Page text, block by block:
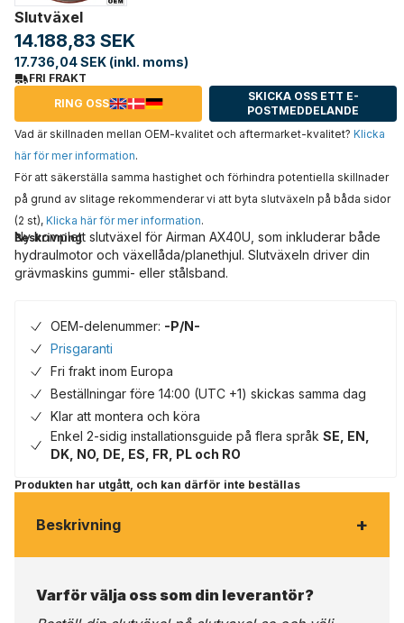
Slutväxel
14.188,83 SEK
17.736,04 SEK (inkl. moms)
FRI FRAKT
RING OSS
SKICKA OSS ETT E-
POSTMEDDELANDE
Vad är skillnaden mellan OEM-kvalitet och aftermarket-kvalitet? Klicka
här för mer information.
För att säkerställa samma hastighet och förhindra potentiella skillnader
på grund av slitage rekommenderar vi att byta slutväxeln på båda sidor
(2 st), Klicka här för mer information.
Beskrivning
Ny komplett slutväxel för Airman AX40U, som inkluderar både
hydraulmotor och växellåda/planethjul. Slutväxeln driver din
grävmaskins gummi- eller stålsband.
OEM-delenummer: -P/N-
Prisgaranti
Fri frakt inom Europa
Beställningar före 14:00 (UTC +1) skickas samma dag
Klar att montera och köra
Enkel 2-sidig installationsguide på flera språk SE, EN,
DK, NO, DE, ES, FR, PL och RO
Produkten har utgått, och kan därför inte beställas
Beskrivning +
Varför välja oss som din leverantör?